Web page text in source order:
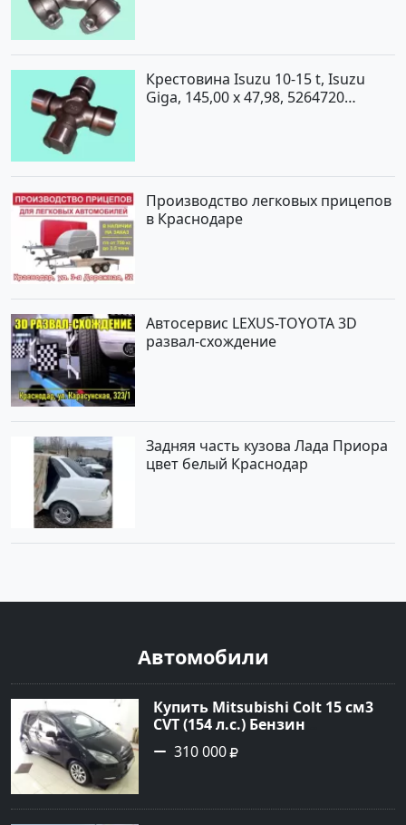
Крестовина Isuzu 10-15 t, Isuzu
Giga, 145,00 x 47,98, 5264720
Производство легковых прицепов
в Краснодаре
Автосервис LEXUS-TOYOTA 3D
развал-схождение
Задняя часть кузова Лада Приора
цвет белый Краснодар
Автомобили
Купить Mitsubishi Colt 15 см3
CVT (154 л.с.) Бензин
турбонаддув в Краснодар:
цвет Чёрный металик Хетчбэк
сайте Авторынок23
310 000